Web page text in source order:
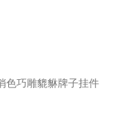
色巧雕貔貅牌子挂件